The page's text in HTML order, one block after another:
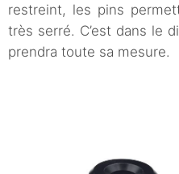
restreint, les pins
très serré. C’est dans le
prendra toute sa mesure.